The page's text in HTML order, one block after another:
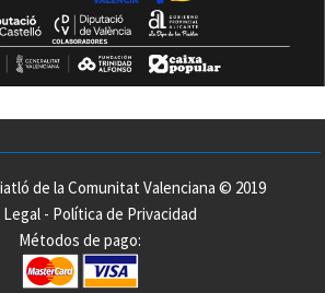
de la Comunitat Valenciana © 2019
- Política de Privacidad
Métodos de pago: